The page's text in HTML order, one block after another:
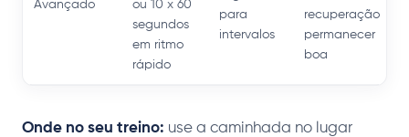
Avançado
ou 10 x 60
segundos
em ritmo
rápido
para
intervalos
recuperação
permanecer
boa
Onde no seu treino: use a caminhada no lugar